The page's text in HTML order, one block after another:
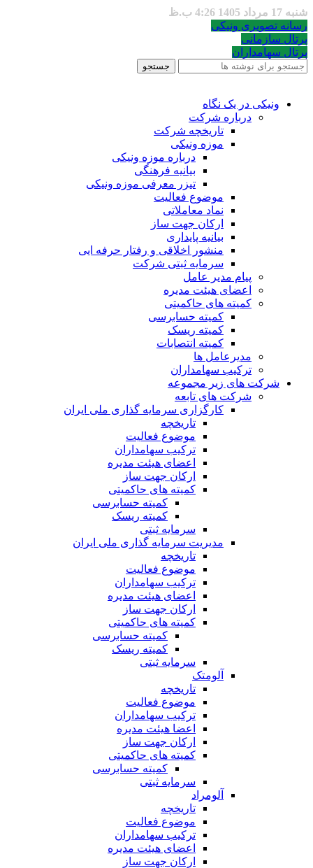
شنبه 17 مرداد 1405 4:26 ب.ظ
رسانه تصویری ونیکی
پرتال سازمانی
پرتال سهامداران
جستجو
ونیکی در یک نگاه
درباره شرکت
تاریخچه شرکت
موزه ونیکی
درباره موزه ونیکی
بیانیه فرهنگی
تیزر معرفی موزه ونیکی
موضوع فعالیت
نماد معاملاتی
ارکان جهت ساز
بیانیه پایداری
منشور اخلاقی و رفتار حرفه ایی
سرمایه ثبتی شرکت
پیام مدیر عامل
اعضای هیئت مدیره
کمیته های حاکمیتی
کمیته حسابرسی
کمیته ریسک
کمیته انتصابات
مدیرعامل ها
ترکیب سهامداران
شرکت های زیر مجموعه
شرکت های تابعه
کارگزاری سرمایه گذاری ملی ایران
تاریخچه
موضوع فعالیت
ترکیب سهامداران
اعضای هیئت مدیره
ارکان جهت ساز
کمیته های حاکمیتی
کمیته حسابرسی
کمیته ریسک
سرمایه ثبتی
مدیریت سرمایه گذاری ملی ایران
تاریخچه
موضوع فعالیت
ترکیب سهامداران
اعضای هیئت مدیره
ارکان جهت ساز
کمیته های حاکمیتی
کمیته حسابرسی
کمیته ریسک
سرمایه ثبتی
آلومتک
تاریخچه
موضوع فعالیت
ترکیب سهامداران
اعضا هیئت مدیره
ارکان جهت ساز
کمیته های حاکمیتی
کمیته حسابرسی
سرمایه ثبتی
آلومراد
تاریخچه
موضوع فعالیت
ترکیب سهامداران
اعضای هیئت مدیره
ارکان جهت ساز